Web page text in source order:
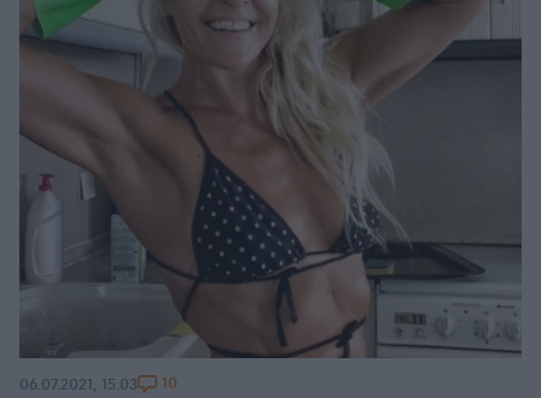
06.07.2021, 15:03 10